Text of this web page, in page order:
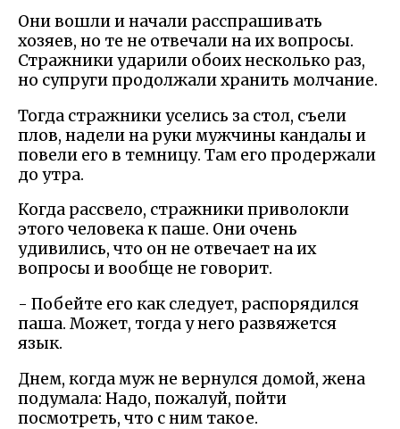
Они вошли и начали расспрашивать
хозяев, но те не отвечали на их вопросы.
Стражники ударили обоих несколько раз,
но супруги продолжали хранить молчание.
Тогда стражники уселись за стол, съели
плов, надели на руки мужчины кандалы и
повели его в темницу. Там его продержали
до утра.
Когда рассвело, стражники приволокли
этого человека к паше. Они очень
удивились, что он не отвечает на их
вопросы и вообще не говорит.
- Побейте его как следует, распорядился
паша. Может, тогда у него развяжется
язык.
Днем, когда муж не вернулся домой, жена
подумала: Надо, пожалуй, пойти
посмотреть, что с ним такое.